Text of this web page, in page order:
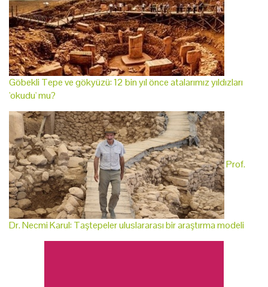
Göbekli Tepe ve gökyüzü: 12 bin yıl önce atalarımız yıldızları
'okudu' mu?
Prof.
Dr. Necmi Karul: Taştepeler uluslararası bir araştırma modeli